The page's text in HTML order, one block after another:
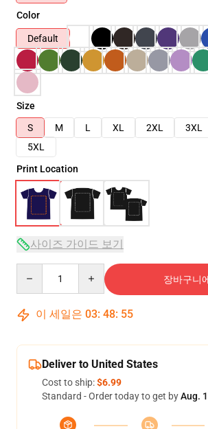
Color
Default
Size
S
M L XL 2XL 3XL
5XL
Print Location
사이즈 가이드 보기
장바구니
이 세일은 03: 48: 54
Deliver to United States
Cost to ship:$6.99
Standard - Order today to get byAug.